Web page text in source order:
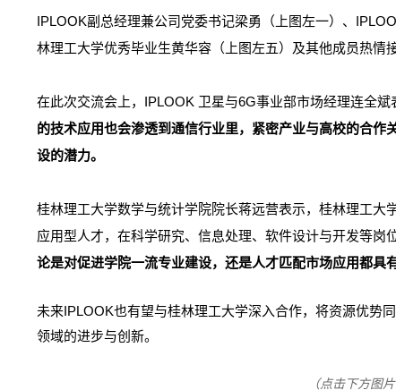
IPLOOK副总经理兼公司党委书记梁勇（上图左一） 、
林理工大学优秀毕业生黄华容（上图左五）及其他成员热情
在此次交流会上，IPLOOK 卫星与6G事业部市场经理连全斌
的技术应用也会渗透到通信行业里，紧密产业与高校的合
设的潜力。
桂林理工大学数学与统计学院院长蒋远营表示， 桂林理工大
应用型人才，在科学研究、信息处理、软件设计与开发等岗
论是对促进学院一流专业建设，还是人才匹配市场应用都具
未来IPLOOK也有望与桂林理工大学深入合作，将资源优势
领域的进步与创新。
（点击下方图